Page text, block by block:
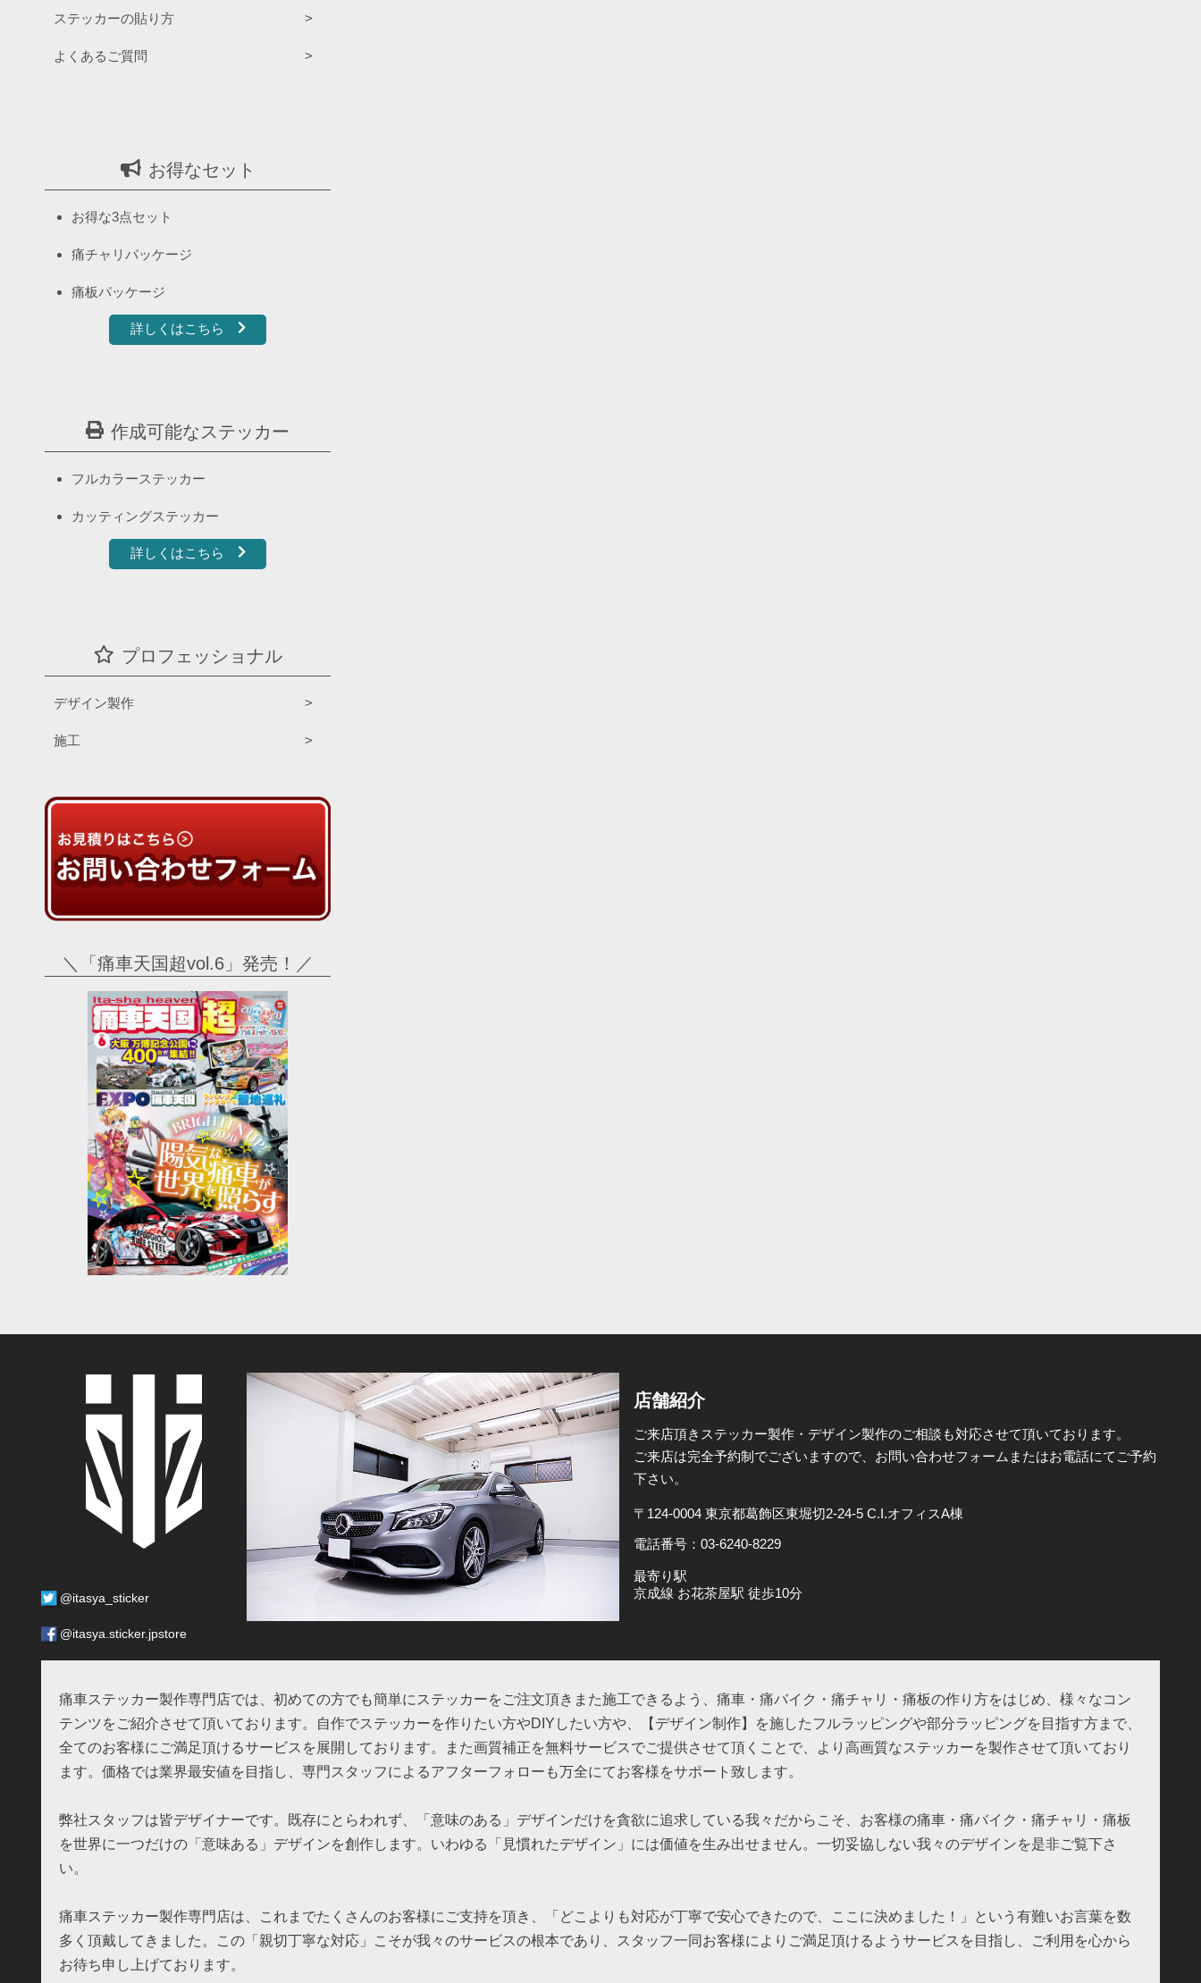
ステッカーの貼り方
よくあるご質問
お得なセット
お得な3点セット
痛チャリパッケージ
痛板パッケージ
詳しくはこちら
作成可能なステッカー
フルカラーステッカー
カッティングステッカー
詳しくはこちら
プロフェッショナル
デザイン製作
施工
＼「痛車天国超vol.6」発売！／
@itasya_sticker
@itasya.sticker.jpstore
店舗紹介
ご来店頂きステッカー製作・デザイン製作のご相談も対応させて頂いております。
ご来店は完全予約制でございますので、お問い合わせフォームまたはお電話にてご予約
下さい。
〒124-0004 東京都葛飾区東堀切2-24-5 C.I.オフィスA棟
電話番号： 03-6240-8229
最寄り駅
京成線 お花茶屋駅 徒歩10分
痛車ステッカー製作専門店では、初めての方でも簡単にステッカーをご注文頂きまた施工できるよう、痛車・痛バイク・痛チャリ・痛板の作り方をはじめ、様々なコン
テンツをご紹介させて頂いております。自作でステッカーを作りたい方やDIYしたい方や、【デザイン制作】を施したフルラッピングや部分ラッピングを目指す方まで、
全てのお客様にご満足頂けるサービスを展開しております。また画質補正を無料サービスでご提供させて頂くことで、より高画質なステッカーを製作させて頂いており
ます。価格では業界最安値を目指し、専門スタッフによるアフターフォローも万全にてお客様をサポート致します。
弊社スタッフは皆デザイナーです。既存にとらわれず、「意味のある」デザインだけを貪欲に追求している我々だからこそ、お客様の痛車・痛バイク・痛チャリ・痛板
を世界に一つだけの「意味ある」デザインを創作します。いわゆる「見慣れたデザイン」には価値を生み出せません。一切妥協しない我々のデザインを是非ご覧下さ
い。
痛車ステッカー製作専門店は、これまでたくさんのお客様にご支持を頂き、「どこよりも対応が丁寧で安心できたので、ここに決めました！」という有難いお言葉を数
多く頂戴してきました。この「親切丁寧な対応」こそが我々のサービスの根本であり、スタッフ一同お客様によりご満足頂けるようサービスを目指し、ご利用を心から
お待ち申し上げております。